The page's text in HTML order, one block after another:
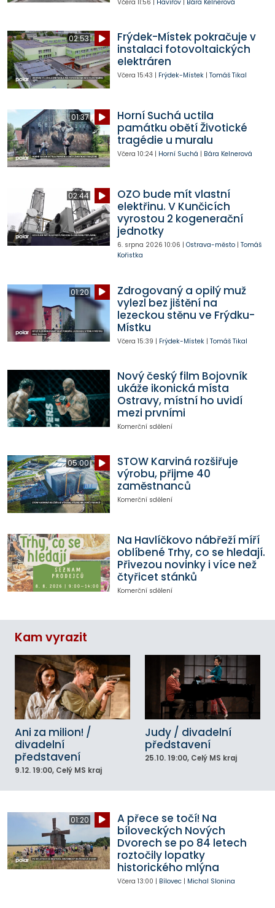
Včera 11:56 Havířov| Bára Kelnerová
02:53
Frýdek-Místek pokračuje v
instalaci fotovoltaických
elektráren
Včera 15:43 | Frýdek-Místek| Tomáš Tikal
01:37
Horní Suchá uctila
památku obětí Životické
tragédie u muralu
Včera 10:24| Horní Suchá | Bára Kelnerová
02:44
OZO bude mít vlastní
elektřinu. V Kunčicích
vyrostou 2 kogenerační
jednotky
6. srpna 2026 10:06 | Ostrava-město| Tomáš
Kořistka
01:20
Zdrogovaný a opilý muž
vylezl bez jištění na
lezeckou stěnu ve Frýdku-
Místku
Včera 15:39 | Frýdek-Místek| Tomáš Tikal
Nový český film Bojovník
ukáže ikonická místa
Ostravy, místní ho uvidí
mezi prvními
Komerční sdělení
05:00
STOW Karviná rozšiřuje
výrobu, přijme 40
zaměstnanců
Komerční sdělení
Na Havlíčkovo nábřeží míří
oblíbené Trhy, co se hledají.
Přivezou novinky i více než
čtyřicet stánků
Komerční sdělení
Kam vyrazit
Ani za milion! /
divadelní
představení
9.12. 19:00, Celý MS kraj
Judy / divadelní
představení
25.10. 19:00, Celý MS kraj
01:20
A přece se točí! Na
bíloveckých Nových
Dvorech se po 84 letech
roztočily lopatky
historického mlýna
Včera 13:00 | Bílovec| Michal Slonina